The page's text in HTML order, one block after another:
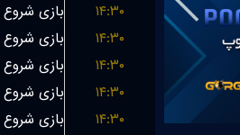
۱۴:۳۰
۱۴:۳۰
۱۴:۳۰
۱۴:۳۰
۱۴:۳۰